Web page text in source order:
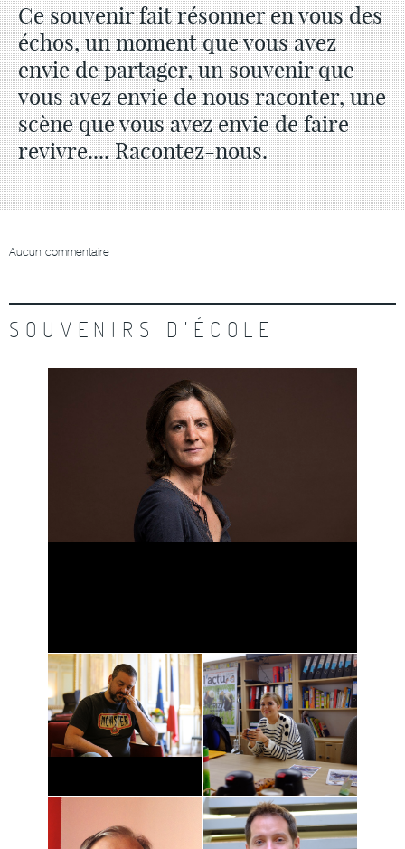
Ce souvenir fait résonner en vous des
échos, un moment que vous avez
envie de partager, un souvenir que
vous avez envie de nous raconter, une
scène que vous avez envie de faire
revivre.... Racontez-nous.
Aucun commentaire
SOUVENIRS D'ÉCOLE